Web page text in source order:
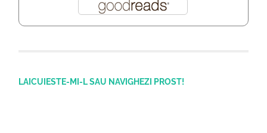
LAICUIESTE-MI-L SAU NAVIGHEZI PROST!